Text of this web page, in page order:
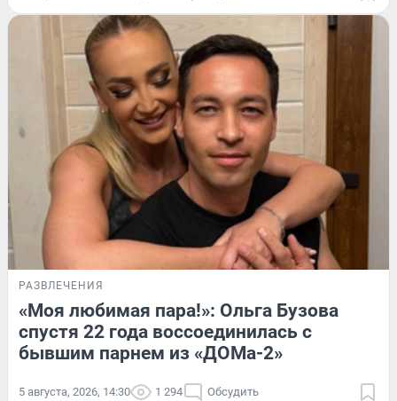
РАЗВЛЕЧЕНИЯ
«Моя любимая пара!»: Ольга Бузова
спустя 22 года воссоединилась с
бывшим парнем из «ДОМа-2»
5 августа, 2026, 14:30 1 294 Обсудить